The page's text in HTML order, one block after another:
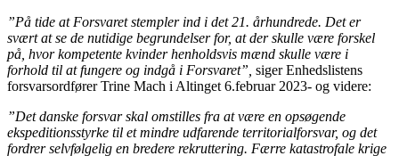
”På tide at Forsvaret stempler ind i det 21. århundrede. Det er
svært at se de nutidige begrundelser for, at der skulle være forskel
på, hvor kompetente kvinder henholdsvis mænd skulle være i
forhold til at fungere og indgå i Forsvaret”, siger Enhedslistens
forsvarsordfører Trine Mach i Altinget 6.februar 2023- og videre:
”Det danske forsvar skal omstilles fra at være en opsøgende
ekspeditionsstyrke til et mindre udfarende territorialforsvar, og det
fordrer selvfølgelig en bredere rekruttering. Færre katastrofale krige